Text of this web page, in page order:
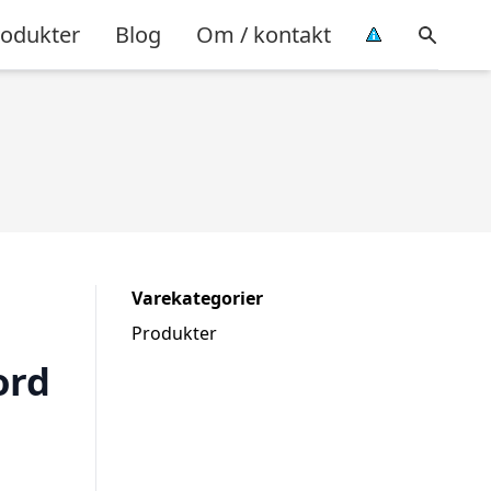
Blog Om / kontakt
Varekategorier
Produkter